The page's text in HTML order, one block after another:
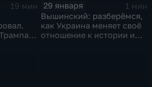
19 мин
29 января
1 мин
Вышинский: разберёмся,
как Украина меняет своё
отношение к истории и